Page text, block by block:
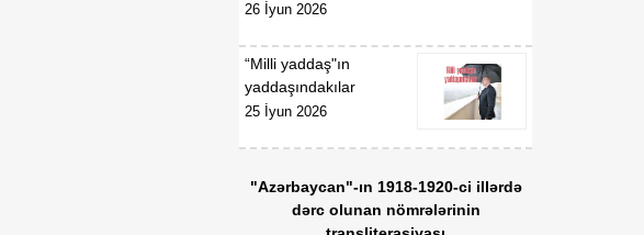
26 İyun 2026
“Milli yaddaş"ın
yaddaşındakılar
25 İyun 2026
"Azərbaycan"-ın 1918-1920-ci illərdə
dərc olunan nömrələrinin